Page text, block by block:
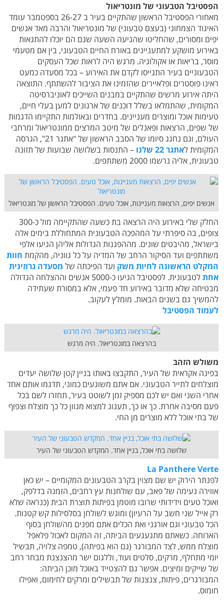
הפסטיבל הטבעוני של מונטריאול
מאחורי הפסטיבל הראשון שהתקיים בעיר ב 26-27 בספטמבר עומד
האיגוד הצמחוני (בעצם טבעוני) של מונטריאול והרבה מאד אנשים
יפים ומסורים, שהחליטו שהגיעה השעה שגם הם יוכלו להתגאות
באירוע מושקע למתעניינים באורח החיים הטבעוני, בין אם מטעמי
מוסר, בריאות או אקולוגיה. מרגש היה לראות שכל העסקים
הטבעוניים בעיר התגייסו לקדם את האירוע – בכל מסעדה כמעט
ראינו פוסטרים ופלאיירים שהזמינו את הציבור להשתתף. התוצאה
היתה אירוע מרשים שהתקיים במבנים השייכים לאוניברסיטה
המקומית, שהתמלאו בשלל דוכנים של ארגונים למען בעלי חיים,
טעימות אוכל ומוצרים מעניינים. בחדרים ובאולמות התקיימו הדגמות
של שפים, הרצאות ופאנלים של מיטב המרצים ממונטריאול ומרחבי
העולם, וגם נחגג סיומו של הסבב הראשון של "אתגר 21", הגרסה
המקומית לאתגר 22 שלנו
– התנסות בשלושה שבועות של תזונה
טבעונית, אליה נרשמו 2000 משתתפים.
אנשים יפים, הרצאות מעניינות, אוכל טעים. הפסטיבל הראשון של מונטריאול
החלק שלי באירוע היה הרצאה בת כשעה שהתקיימה מול כ-300
צופים, בה סיפרתי על המהפכה הטבעונית המתחוללת בימים אלה
בישראל, מהיבטים שונים. מההפגנות הגדולות אליהן הגיעו אלפי
משתתפים ועד הסיקור הרחב של המדיה על כל גווניה, מהקמת חוות
המקלט הראשונה לחיות משק ועד הפיכתה של מסעדה גרוזינית
אחת
לטבעונית. לפסטיבל הגיעו כ-5000 אנשים וההצלחה הגדולה
מבטיחה שלא מדובר באירוע חד פעמי, אלא במסורת שעתידה
להמשיך גם בשנים הבאות. מומלץ לעקוב.
לעמוד הפסטיבל
בהרצאה במונטריאול. היה מרגש
משולש הזהב
בפינה אקראית של העיר, התקבצו באותו בניין קטן שלושה יעדים
מוצלחים לתייר הטבעוני. אם אתם משוגעים כמוני, תדגמו אותם אחד
אחרי השני ואם יש לכם מספיק זמן לשוטט בעיר, תחזרו לשם בכל
פעם מסיבה אחרת. כך או כך, תענוג למצוא מגוון כל כך מוצלח וצפוף
של בתי אוכל ללא מוצרים מן החי.
שלושה בתי אוכל, בניין אחד. המקדש הטבעוני של העיר
La Panthere Verte
לפנתר הירוק יש שם מצוין בקרב הטבעונים המקומיים – יש כאן
אווירה נעימה של פאב, עם שולחנות עץ רחבים, הזמנה בדלפק,
ואוכל טעים וידידותי שרובו מוטמן בפיתות תוצרת הבית (כנראה שלא
רק אייל שני חשב על הרעיון) ומוגש לשולחן בסלסילות קש קטנות.
הכל טבעוני וגם אורגני ואת הכלים אתם מפנים מהשולחן בסוף
הארוחה. כשאתם מתגעגעים הביתה, זה המקום לאכול פלאפל
מוצלח ממש, לצד המבורגר (גם הוא בפיתה), טמפה צלויה, תבשיל
יומי מתחלף, מרקים, סלטים ועוד, וללגום ישר מהצנצנת מבחר רחב
של שייקים ומיצים. אפשר גם להצטייד באוכל מוכן הביתה:
המבורגרים, פיתות, צנצנות של תבשילים ומרקים לחימום, ואפילו
חומוס.